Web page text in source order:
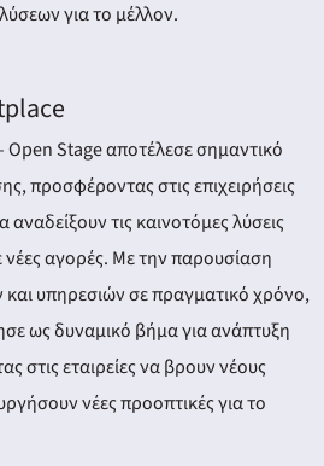
για το μέλλον.
Open Stage αποτέλεσε σημαντικό
προσφέροντας στις επιχειρήσεις
αναδείξουν τις καινοτόμες λύσεις
νέες αγορές. Με την παρουσίαση
υπηρεσιών σε πραγματικό χρόνο,
ως δυναμικό βήμα για ανάπτυξη
στις εταιρείες να βρουν νέους
νέες προοπτικές για το